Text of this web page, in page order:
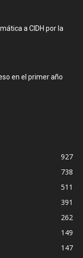
a CIDH por la
en el primer año
927
738
511
391
262
149
147